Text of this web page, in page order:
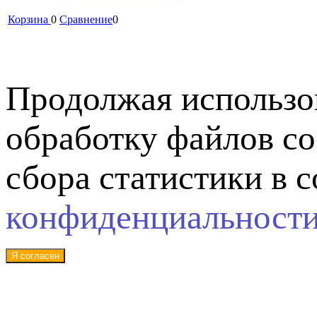
Корзина 0 Сравнение0
Продолжая
обработку файлов
сбора статистики в
Я согласен